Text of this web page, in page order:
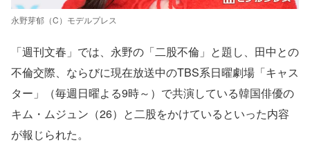
永野芽郁（C）モデルプレス
「週刊文春」では、永野の「二股不倫」と題し、田中との
不倫交際、ならびに現在放送中のTBS系日曜劇場「キャス
ター」（毎週日曜よる9時～）で共演している韓国俳優の
キム・ムジュン（26）と二股をかけているといった内容
が報じられた。